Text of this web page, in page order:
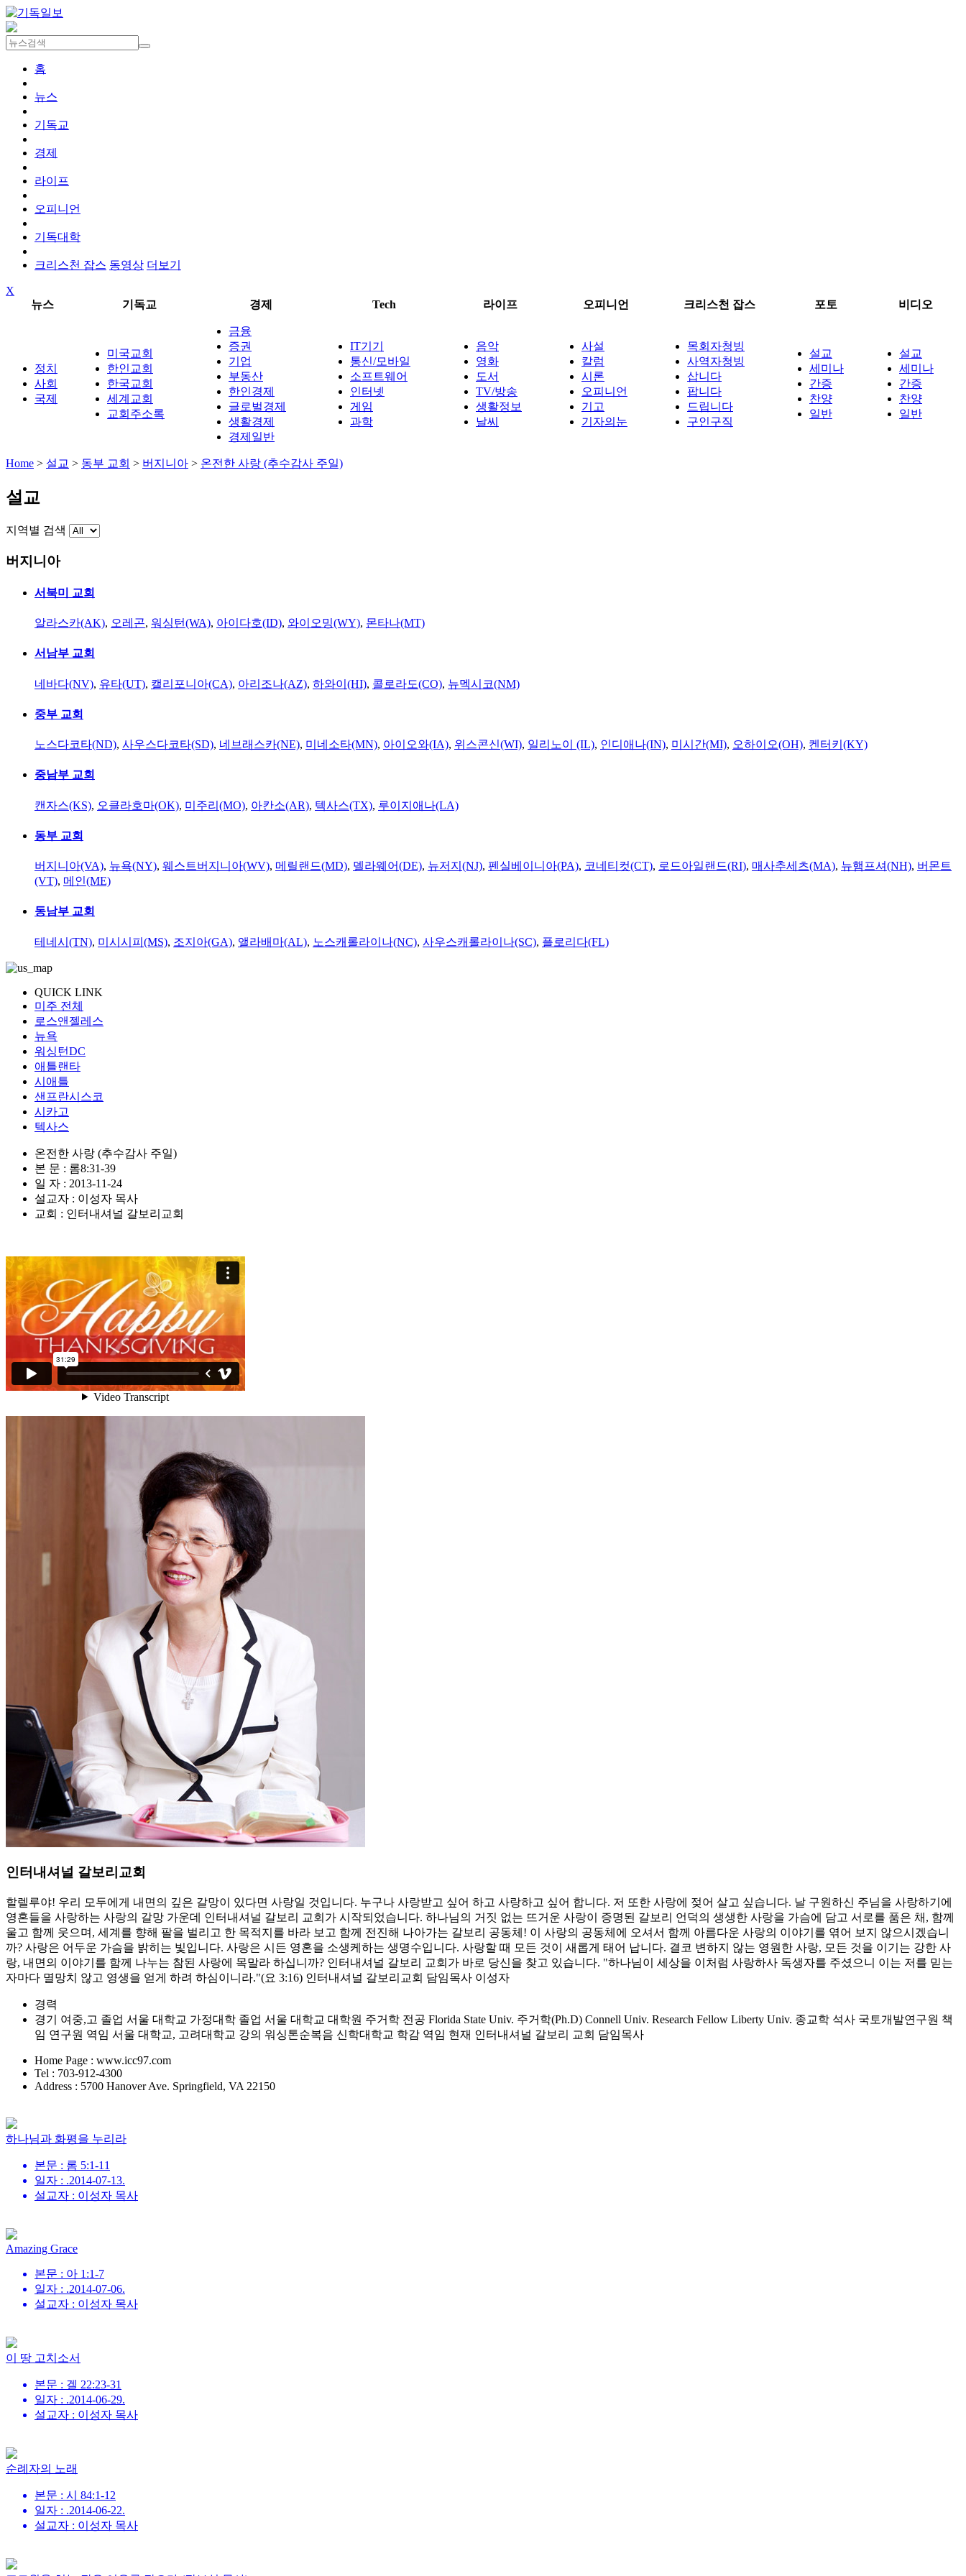
홈
뉴스
기독교
경제
라이프
오피니언
기독대학
크리스천 잡스 동영상 더보기
X
뉴스
기독교 경제 Tech 라이프 오피니언 크리스천 잡스 포토 비디오
정치
사회
국제
미국교회
한인교회
한국교회
세계교회
교회주소록
금융
증권
기업
부동산
한인경제
글로벌경제
생활경제
경제일반
IT기기
통신/모바일
소프트웨어
인터넷
게임
과학
음악
영화
도서
TV/방송
생활정보
날씨
사설
칼럼
시론
오피니언
기고
기자의눈
목회자청빙
사역자청빙
삽니다
팝니다
드립니다
구인구직
설교
세미나
간증
찬양
일반
설교
세미나
간증
찬양
일반
Home > 설교 > 동부 교회 > 버지니아 > 온전한 사랑 (추수감사 주일)
설교
지역별 검색
버지니아
서북미 교회
알라스카(AK), 오레곤, 워싱턴(WA), 아이다호(ID), 와이오밍(WY), 몬타나(MT)
서남부 교회
네바다(NV), 유타(UT), 캘리포니아(CA), 아리조나(AZ), 하와이(HI), 콜로라도(CO), 뉴멕시코(NM)
중부 교회
노스다코타(ND), 사우스다코타(SD), 네브래스카(NE), 미네소타(MN), 아이오와(IA), 위스콘신(WI), 일리노이 (IL), 인디애나(IN), 미시간(MI), 오하이오(OH), 켄터키(KY)
중남부 교회
캔자스(KS), 오클라호마(OK), 미주리(MO), 아칸소(AR), 텍사스(TX), 루이지애나(LA)
동부 교회
버지니아(VA), 뉴욕(NY), 웨스트버지니아(WV), 메릴랜드(MD), 델라웨어(DE), 뉴저지(NJ), 펜실베이니아(PA), 코네티컷(CT), 로드아일랜드(RI), 매사추세츠(MA), 뉴햄프셔(NH), 버몬트
(VT), 메인(ME)
동남부 교회
테네시(TN), 미시시피(MS), 조지아(GA), 앨라배마(AL), 노스캐롤라이나(NC), 사우스캐롤라이나(SC), 플로리다(FL)
QUICK LINK
미주 전체
로스앤젤레스
뉴욕
워싱턴DC
애틀랜타
시애틀
샌프란시스코
시카고
텍사스
온전한 사랑 (추수감사 주일)
본 문 : 롬8:31-39
일 자 : 2013-11-24
설교자 : 이성자 목사
교회 : 인터내셔널 갈보리교회
인터내셔널 갈보리교회
할렐루야! 우리 모두에게 내면의 깊은 갈망이 있다면 사랑일 것입니다. 누구나 사랑받고 싶어 하고 사랑하고 싶어 합니다. 저 또한 사랑에 젖어 살고 싶습니다. 날 구원하신 주님을 사랑하기에
영혼들을 사랑하는 사랑의 갈망 가운데 인터내셔널 갈보리 교회가 시작되었습니다. 하나님의 거짓 없는 뜨거운 사랑이 증명된 갈보리 언덕의 생생한 사랑을 가슴에 담고 서로를 품은 채, 함께
울고 함께 웃으며, 세계를 향해 팔을 벌리고 한 목적지를 바라 보고 함께 전진해 나아가는 갈보리 공동체! 이 사랑의 공동체에 오셔서 함께 아름다운 사랑의 이야기를 엮어 보지 않으시겠습니
까? 사랑은 어두운 가슴을 밝히는 빛입니다. 사랑은 시든 영혼을 소생케하는 생명수입니다. 사랑할 때 모든 것이 새롭게 태어 납니다. 결코 변하지 않는 영원한 사랑, 모든 것을 이기는 강한 사
랑, 내면의 이야기를 함께 나누는 참된 사랑에 목말라 하십니까? 인터내셔널 갈보리 교회가 바로 당신을 찾고 있습니다. "하나님이 세상을 이처럼 사랑하사 독생자를 주셨으니 이는 저를 믿는
자마다 멸망치 않고 영생을 얻게 하려 하심이니라."(요 3:16) 인터내셔널 갈보리교회 담임목사 이성자
경력
경기 여중,고 졸업 서울 대학교 가정대학 졸업 서울 대학교 대학원 주거학 전공 Florida State Univ. 주거학(Ph.D) Connell Univ. Research Fellow Liberty Univ. 종교학 석사 국토개발연구원 책
임 연구원 역임 서울 대학교, 고려대학교 강의 워싱톤순복음 신학대학교 학감 역임 현재 인터내셔널 갈보리 교회 담임목사
Home Page : www.icc97.com
Tel : 703-912-4300
Address : 5700 Hanover Ave. Springfield, VA 22150
하나님과 화평을 누리라
본문 : 롬 5:1-11
일자 : .2014-07-13.
설교자 : 이성자 목사
Amazing Grace
본문 : 아 1:1-7
일자 : .2014-07-06.
설교자 : 이성자 목사
이 땅 고치소서
본문 : 겔 22:23-31
일자 : .2014-06-29.
설교자 : 이성자 목사
순례자의 노래
본문 : 시 84:1-12
일자 : .2014-06-22.
설교자 : 이성자 목사